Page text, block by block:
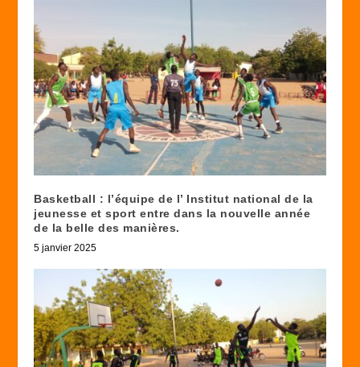
Basketball : l’équipe de l’ Institut national de la
jeunesse et sport entre dans la nouvelle année
de la belle des manières.
5 janvier 2025